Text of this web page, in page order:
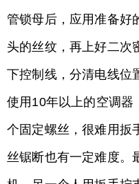
管锁母后，应用准备好
头的丝纹，再上好二次
下控制线，分清电线位
使用10年以上的空调器
个固定螺丝，很难用扳
丝锯断也有一定难度。